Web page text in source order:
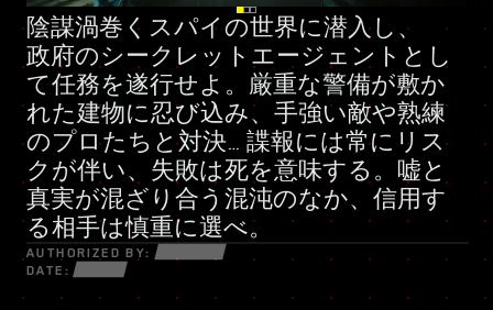
陰謀渦巻くスパイの世界に潜入し、
政府のシークレットエージェント とし
て任務を遂行せよ。厳重な警備が敷か
れた建物に忍び込み、手強い敵や熟練
のプロたちと対決… 諜報には常にリス
クが伴い、失敗は死を意味する。嘘と
真実が混ざり合う混沌のなか、信用す
る相手は慎重に選べ。
AUTHORIZED BY:
DATE:
好戦的な私兵組織
新たなスキルツリー